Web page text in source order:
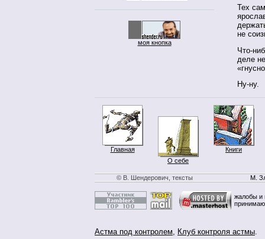
моя кнопка
Тех
не
Что-
деле
Ну-ну.
Главная
О себе
Книги
© В. Шендерович, тексты М.
жалобы и
Астма под контролем, Клуб контроля астмы.